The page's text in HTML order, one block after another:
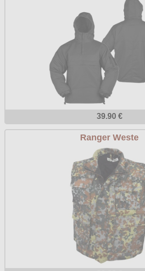
Rockabella
Sinister
Spin Doctor
Surplus
Vixxsin
Voodoo Vixen
Warrior Clothing
Rockabilly
Mods
39.90 €
Ranger Weste